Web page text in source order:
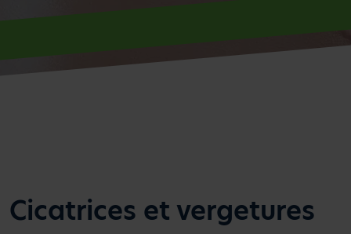
Cicatrices et vergetures